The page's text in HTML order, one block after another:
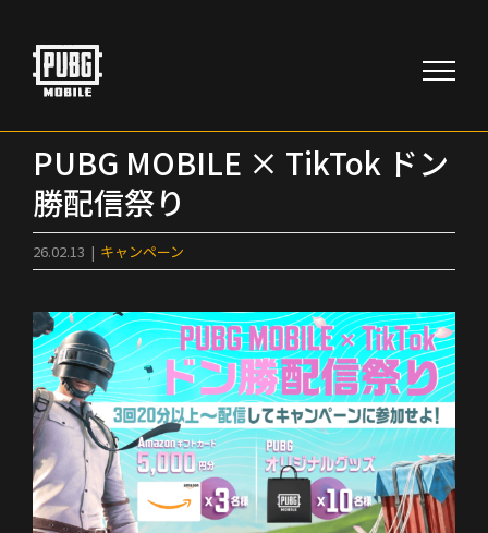
content
PUBG MOBILE × TikTok ドン
勝配信祭り
26.02.13 | キャンペーン